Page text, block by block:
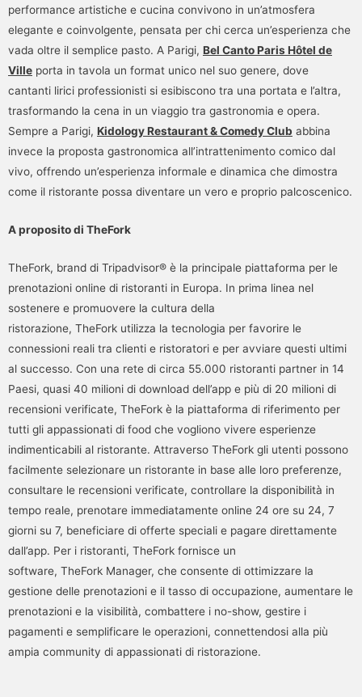
performance artistiche e cucina convivono in un’atmosfera
elegante e coinvolgente, pensata per chi cerca un’esperienza che
vada oltre il semplice pasto. A Parigi, Bel Canto Paris Hôtel de
Ville porta in tavola un format unico nel suo genere, dove
cantanti lirici professionisti si esibiscono tra una portata e l’altra,
trasformando la cena in un viaggio tra gastronomia e opera.
Sempre a Parigi, Kidology Restaurant & Comedy Club abbina
invece la proposta gastronomica all’intrattenimento comico dal
vivo, offrendo un’esperienza informale e dinamica che dimostra
come il ristorante possa diventare un vero e proprio palcoscenico.
A proposito di TheFork
TheFork, brand di Tripadvisor® è la principale piattaforma per le
prenotazioni online di ristoranti in Europa. In prima linea nel
sostenere e promuovere la cultura della
ristorazione, TheFork utilizza la tecnologia per favorire le
connessioni reali tra clienti e ristoratori e per avviare questi ultimi
al successo. Con una rete di circa 55.000 ristoranti partner in 14
Paesi, quasi 40 milioni di download dell’app e più di 20 milioni di
recensioni verificate, TheFork è la piattaforma di riferimento per
tutti gli appassionati di food che vogliono vivere esperienze
indimenticabili al ristorante. Attraverso TheFork gli utenti possono
facilmente selezionare un ristorante in base alle loro preferenze,
consultare le recensioni verificate, controllare la disponibilità in
tempo reale, prenotare immediatamente online 24 ore su 24, 7
giorni su 7, beneficiare di offerte speciali e pagare direttamente
dall’app. Per i ristoranti, TheFork fornisce un
software, TheFork Manager, che consente di ottimizzare la
gestione delle prenotazioni e il tasso di occupazione, aumentare le
prenotazioni e la visibilità, combattere i no-show, gestire i
pagamenti e semplificare le operazioni, connettendosi alla più
ampia community di appassionati di ristorazione.